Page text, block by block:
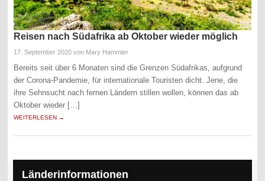
Reisen nach Südafrika ab Oktober wieder möglich
17. September 2020 von Mary Hammler
Bereits seit über 6 Monaten sind die Grenzen Südafrikas, aufgrund
der Corona-Pandemie, für internationale Touristen dicht. Jene, die
ihre Sehnsucht nach fernen Ländern stillen wollen, können das ab
Oktober wieder […]
WEITERLESEN →
Länderinformationen